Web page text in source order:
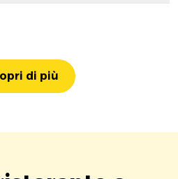
di più